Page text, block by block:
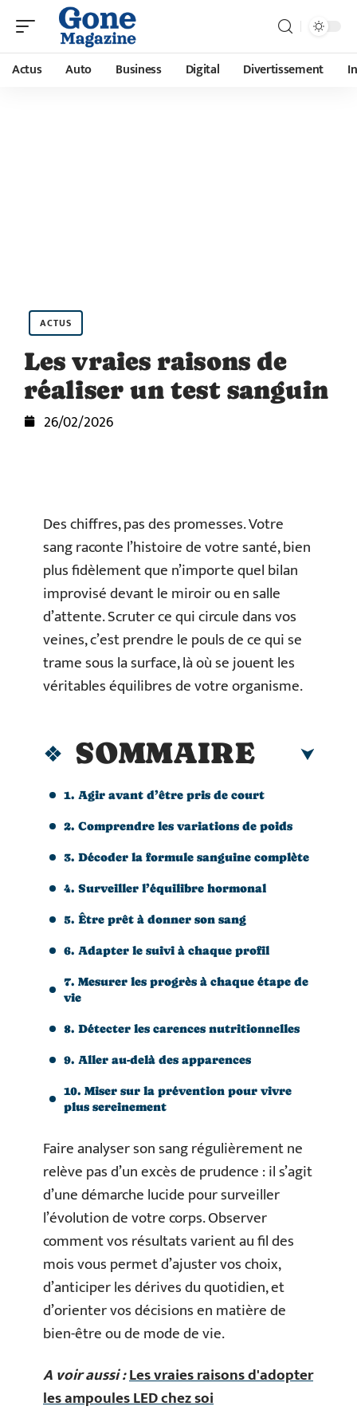
Actus Auto Business Digital Divertissement
ACTUS
Les vraies raisons de
réaliser un test sanguin
26/02/2026
Des chiffres, pas des promesses. Votre
sang raconte l’histoire de votre santé, bien
plus fidèlement que n’importe quel bilan
improvisé devant le miroir ou en salle
d’attente. Scruter ce qui circule dans vos
veines, c’est prendre le pouls de ce qui se
trame sous la surface, là où se jouent les
véritables équilibres de votre organisme.
SOMMAIRE
1. Agir avant d’être pris de court
2. Comprendre les variations de poids
3. Décoder la formule sanguine complète
4. Surveiller l’équilibre hormonal
5. Être prêt à donner son sang
6. Adapter le suivi à chaque profil
7. Mesurer les progrès à chaque étape de
vie
8. Détecter les carences nutritionnelles
9. Aller au-delà des apparences
10. Miser sur la prévention pour vivre
plus sereinement
Faire analyser son sang régulièrement ne
relève pas d’un excès de prudence : il s’agit
d’une démarche lucide pour surveiller
l’évolution de votre corps. Observer
comment vos résultats varient au fil des
mois vous permet d’ajuster vos choix,
d’anticiper les dérives du quotidien, et
d’orienter vos décisions en matière de
bien-être ou de mode de vie.
A voir aussi :Les vraies raisons d'adopter
les ampoules LED chez soi